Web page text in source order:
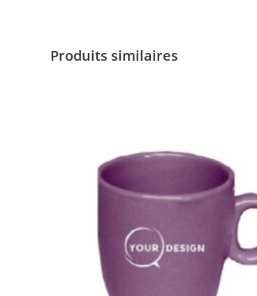
Produits similaires